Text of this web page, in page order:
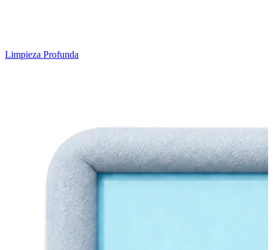
Limpieza Profunda